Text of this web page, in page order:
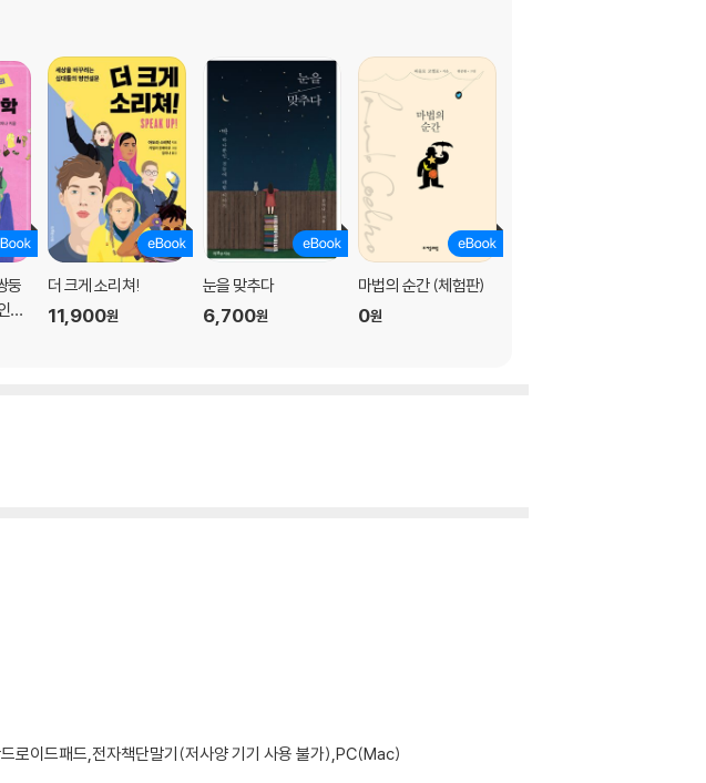
둥
문
더 크게 소리쳐!
11,900원
눈을 맞추다
6,700원
마법의 순간 (체험판)
0원
로이드패드,전자책단말기(저사양 기기 사용 불가),PC(Mac)